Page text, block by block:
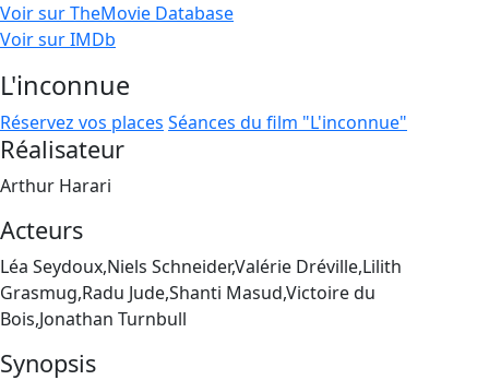
Voir sur TheMovie Database
Voir sur IMDb
L'inconnue
Réservez vos places Séances du film "L'inconnue"
Réalisateur
Arthur Harari
Acteurs
Léa Seydoux,Niels Schneider,Valérie Dréville,Lilith
Grasmug,Radu Jude,Shanti Masud,Victoire du
Bois,Jonathan Turnbull
Synopsis